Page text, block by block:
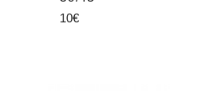
Prix
10€